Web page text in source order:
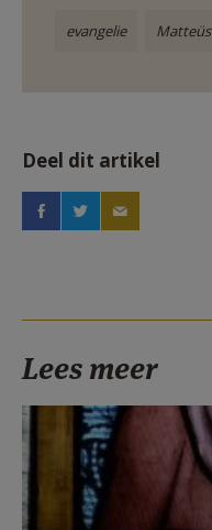
evangelie Matteüs
Deel dit artikel
Lees meer